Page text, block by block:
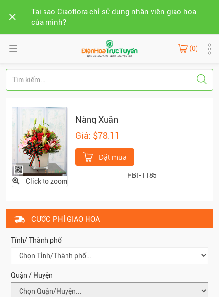
Tại sao Ciaoflora chỉ sử dụng nhân viên giao hoa
của mình?
(0)
Click to zoom
Nàng Xuân
Giá: $78.11
Đặt mua
HBI-1185
CƯỚC PHÍ GIAO HOA
Tỉnh/ Thành phố
Quận / Huyện